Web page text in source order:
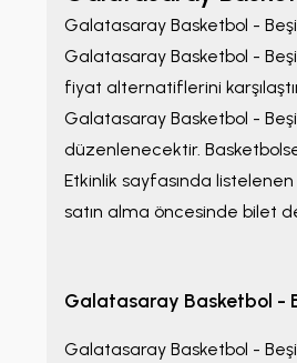
Galatasaray Basketbol -
Galatasaray Basketbol -
fiyat alternatiflerini
Galatasaray Basketbol -
düzenlenecektir.
Etkinlik sayfasında
satın alma öncesinde bilet
Galatasaray Basketbol -
Galatasaray Basketbol -